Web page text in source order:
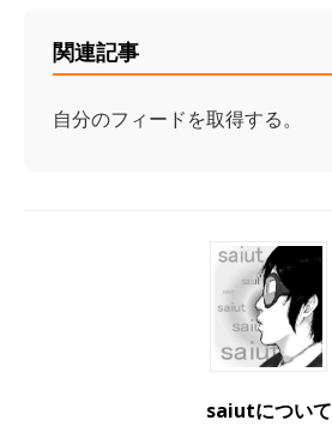
関連記事
自分のフィードを取得する。
saiutについて